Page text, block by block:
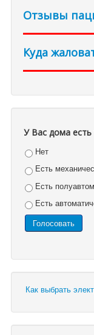
Отзывы
Куда
У Вас дома
Нет
Есть
Есть
Есть
Как выбрать